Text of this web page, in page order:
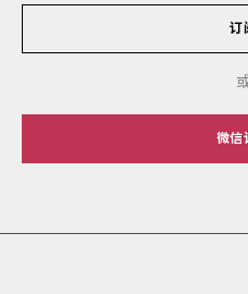
订
微信